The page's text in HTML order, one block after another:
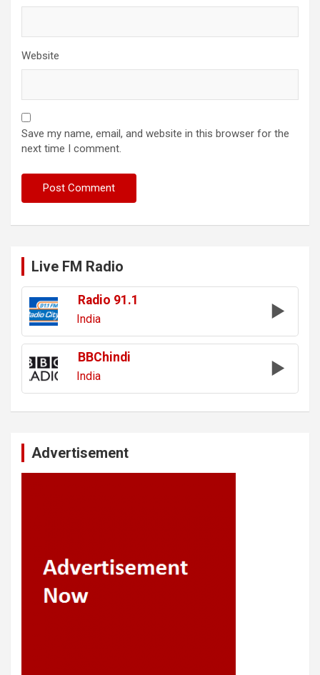
Website
Save my name, email, and website in this browser for the
next time I comment.
Live FM Radio
Radio 91.1
India
BBChindi
India
Advertisement